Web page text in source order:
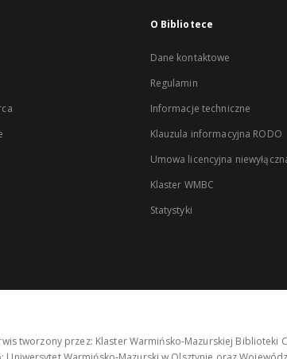
O Bibliotece
Dane kontaktowe
Regulamin
Informacje techniczne
Klauzula informacyjna RODO
Umowa licencyjna
Klaster WMBC
Statystyki
tworzony przez: Klaster Warmińsko-Mazurskiej Biblioteki